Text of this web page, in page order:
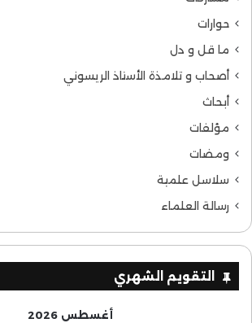
حوارات
ما قل و دل
أصحاب و تلامذة الأستاذ الريسوني
أبحاث
مؤلفات
ومضات
سلاسل علمية
رسالة العلماء
التقويم الشهري
أغسطس 2026